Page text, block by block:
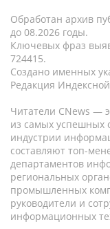
Обработан архив
до 08.2026 годы.
Ключевых фраз
724415.
Создано именных
Редакция
Читатели CNews —
из самых успешных
индустрии
составляют топ-
департаментов
региональных
промышленных
руководители и
информационных